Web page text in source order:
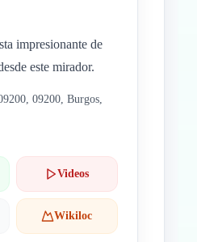
impresionante de
este mirador.
09200, Burgos,
Videos
Wikiloc